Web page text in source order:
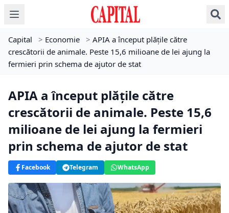
Capital > Economie > APIA a început plățile către
crescătorii de animale. Peste 15,6 milioane de lei ajung la
fermieri prin schema de ajutor de stat
APIA a început plățile către
crescătorii de animale. Peste 15,6
milioane de lei ajung la fermieri
prin schema de ajutor de stat
Facebook Telegram WhatsApp